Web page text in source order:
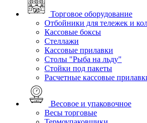
Торговое оборудование
Отбойники для тележек и
Кассовые боксы
Стеллажи
Кассовые прилавки
Столы "Рыба на льду"
Стойки под пакеты
Расчетные кассовые
Весовое и упаковочное
Весы торговые